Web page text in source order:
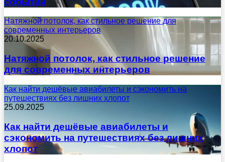
Натяжной потолок, как стильное решение для
современных интерьеров
20.10.2025
Натяжной потолок, как стильное решение
для современных интерьеров
Как найти дешёвые авиабилеты и сэкономить на
путешествиях без лишних хлопот
25.09.2025
Как найти дешёвые авиабилеты и
сэкономить на путешествиях без лишних
хлопот